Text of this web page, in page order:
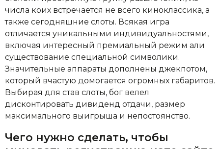
числа коих встречается не всего киноклассика, а
также сегодняшние слоты. Всякая игра
отличается уникальными индивидуальностями,
включая интересный премиальный режим али
существование специальной символики.
Значительные аппараты дополнены джекпотом,
который вчастую домогается огромных габаритов.
Выбирая для став слоты, бог велел
дисконтировать дивиденд отдачи, размер
максимального выигрыша и непостоянство.
Чего нужно сделать, чтобы